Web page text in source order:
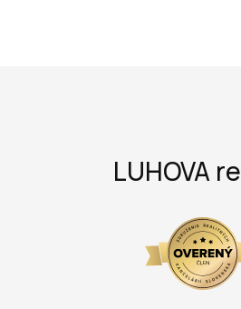
LUHOVA